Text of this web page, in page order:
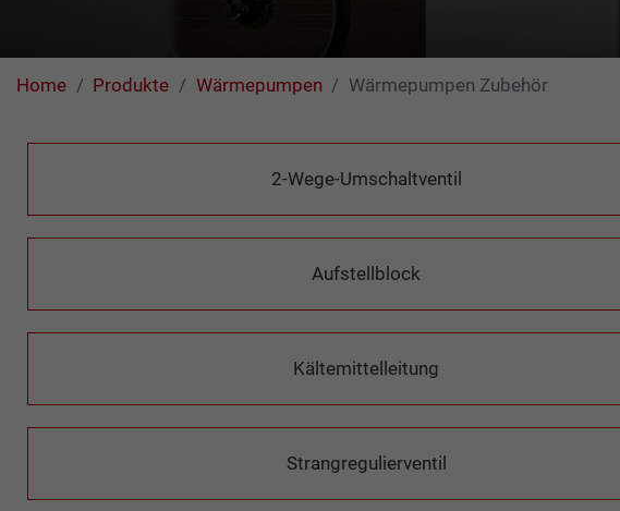
Home Produkte Wärmepumpen Wärmepumpen Zubehör
2-Wege-Umschaltventil
Aufstellblock
Kältemittelleitung
Strangregulierventil